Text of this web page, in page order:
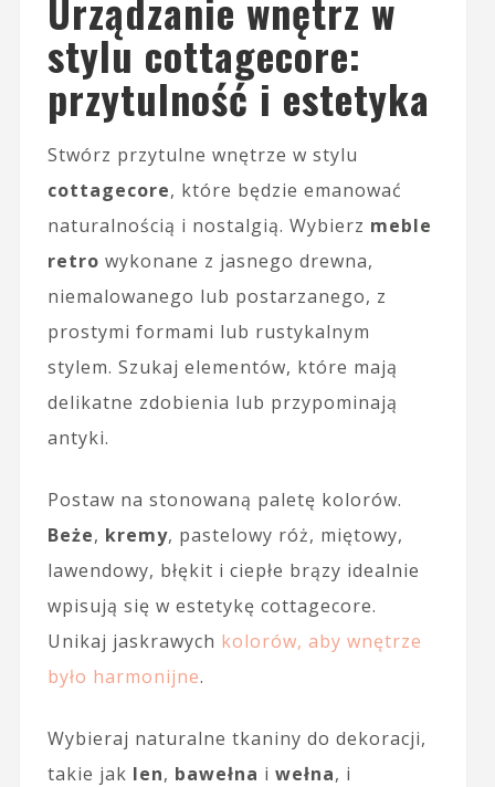
stylu cottagecore:
przytulność i estetyka
Stwórz przytulne wnętrze w stylu
cottagecore, które będzie emanować
naturalnością i nostalgią. Wybierz meble
retro wykonane z jasnego drewna,
niemalowanego lub postarzanego, z
prostymi formami lub rustykalnym
stylem. Szukaj elementów, które mają
delikatne zdobienia lub przypominają
antyki.
Postaw na stonowaną paletę kolorów.
Beże, kremy, pastelowy róż, miętowy,
lawendowy, błękit i ciepłe brązy idealnie
wpisują się w estetykę cottagecore.
Unikaj jaskrawych kolorów, aby wnętrze
było harmonijne.
Wybieraj naturalne tkaniny do dekoracji,
takie jak len, bawełna i wełna, i